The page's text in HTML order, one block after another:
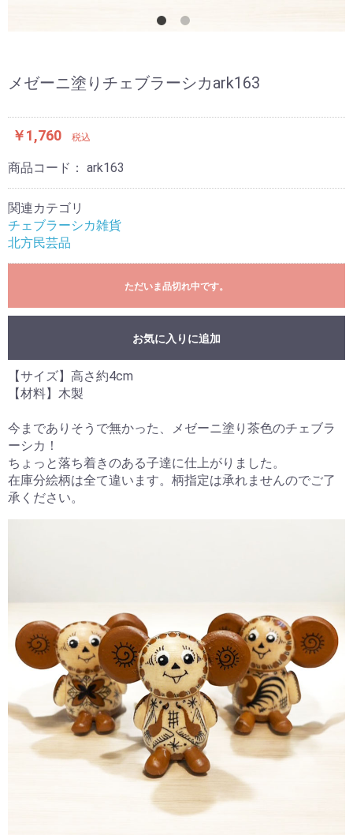
メゼーニ塗りチェブラーシカark163
￥1,760 税込
商品コード： ark163
関連カテゴリ
チェブラーシカ雑貨
北方民芸品
ただいま品切れ中です。
お気に入りに追加
【サイズ】高さ約4cm
【材料】木製
今までありそうで無かった、メゼーニ塗り茶色のチェブラ
ーシカ！
ちょっと落ち着きのある子達に仕上がりました。
在庫分絵柄は全て違います。柄指定は承れませんのでご了
承ください。